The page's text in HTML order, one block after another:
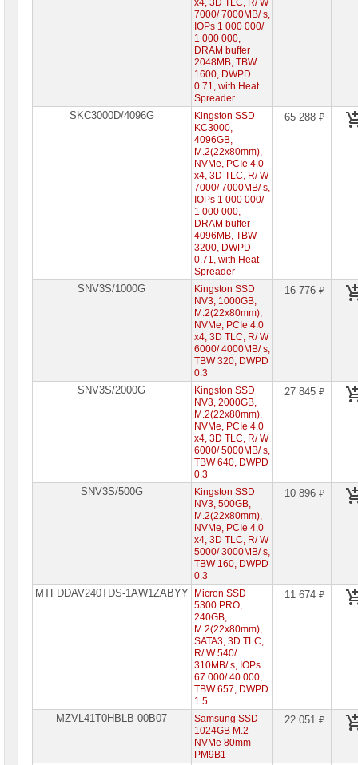
PROM
x4, 3D TLC, R/ W
7000/ 7000MB/ s,
IOPs 1 000 000/
1 000 000,
DRAM buffer
2048MB, TBW
1600, DWPD
0.71, with Heat
Spreader
SKC3000D/4096G
Kingston SSD
KC3000,
4096GB,
M.2(22x80mm),
NVMe, PCIe 4.0
x4, 3D TLC, R/ W
7000/ 7000MB/ s,
IOPs 1 000 000/
1 000 000,
DRAM buffer
4096MB, TBW
3200, DWPD
0.71, with Heat
Spreader
65 288 ₽
SNV3S/1000G
Kingston SSD
NV3, 1000GB,
M.2(22x80mm),
NVMe, PCIe 4.0
x4, 3D TLC, R/ W
6000/ 4000MB/ s,
TBW 320, DWPD
0.3
16 776 ₽
SNV3S/2000G
Kingston SSD
NV3, 2000GB,
M.2(22x80mm),
NVMe, PCIe 4.0
x4, 3D TLC, R/ W
6000/ 5000MB/ s,
TBW 640, DWPD
0.3
27 845 ₽
SNV3S/500G
Kingston SSD
NV3, 500GB,
M.2(22x80mm),
NVMe, PCIe 4.0
x4, 3D TLC, R/ W
5000/ 3000MB/ s,
TBW 160, DWPD
0.3
10 896 ₽
MTFDDAV240TDS-1AW1ZABYY
Micron SSD
5300 PRO,
240GB,
M.2(22x80mm),
SATA3, 3D TLC,
R/ W 540/
310MB/ s, IOPs
67 000/ 40 000,
TBW 657, DWPD
1.5
11 674 ₽
MZVL41T0HBLB-00B07
Samsung SSD
1024GB M.2
NVMe 80mm
PM9B1
22 051 ₽